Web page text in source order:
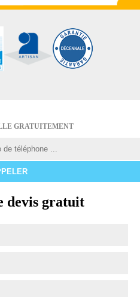
GRATUITEMENT
devis gratuit